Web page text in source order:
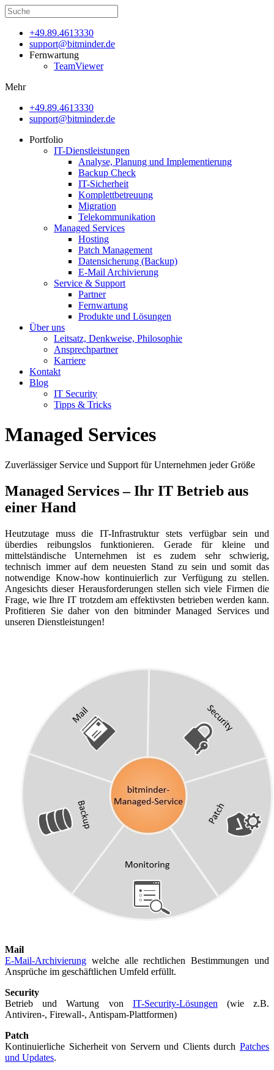
+49.89.4613330
support@bitminder.de
Fernwartung
TeamViewer
Mehr
+49.89.4613330
support@bitminder.de
Portfolio
IT-Dienstleistungen
Analyse, Planung und Implementierung
Backup Check
IT-Sicherheit
Komplettbetreuung
Migration
Telekommunikation
Managed Services
Hosting
Patch Management
Datensicherung (Backup)
E-Mail Archivierung
Service & Support
Partner
Fernwartung
Produkte und Lösungen
Über uns
Leitsatz, Denkweise, Philosophie
Ansprechpartner
Karriere
Kontakt
Blog
IT Security
Tipps & Tricks
Managed Services
Zuverlässiger Service und Support für Unternehmen jeder Größe
Managed Services – Ihr IT Betrieb aus
einer Hand
Heutzutage muss die IT-Infrastruktur stets verfügbar sein und
überdies reibungslos funktionieren. Gerade für kleine und
mittelständische Unternehmen ist es zudem sehr schwierig,
technisch immer auf dem neuesten Stand zu sein und somit das
notwendige Know-how kontinuierlich zur Verfügung zu stellen.
Angesichts dieser Herausforderungen stellen sich viele Firmen die
Frage, wie Ihre IT trotzdem am effektivsten betrieben werden kann.
Profitieren Sie daher von den bitminder Managed Services und
unseren Dienstleistungen!
Mail
E-Mail-Archivierung welche alle rechtlichen Bestimmungen und
Ansprüche im geschäftlichen Umfeld erfüllt.
Security
Betrieb und Wartung von IT-Security-Lösungen (wie z.B.
Antiviren-, Firewall-, Antispam-Plattformen)
Patch
Kontinuierliche Sicherheit von Servern und Clients durch Patches
und Updates.